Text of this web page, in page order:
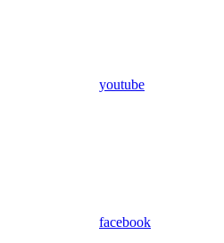
youtube
facebook